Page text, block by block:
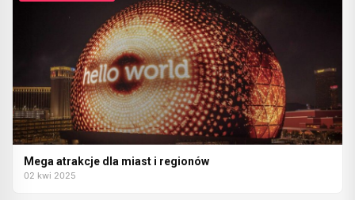
Mega atrakcje dla miast i regionów
02 kwi 2025